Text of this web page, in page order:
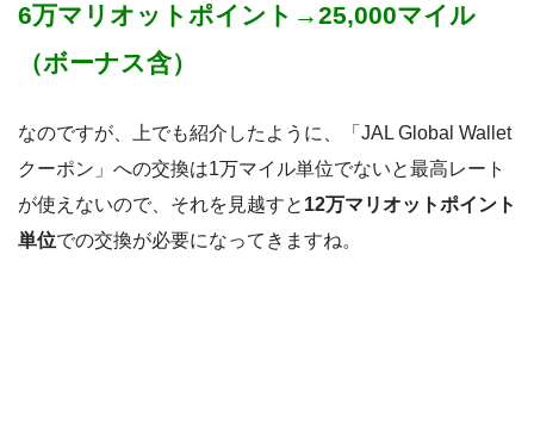
6万マリオットポイント→25,000マイル
（ボーナス含）
なのですが、上でも紹介したように、「JAL Global Wallet
クーポン」への交換は1万マイル単位でないと最高レート
が使えないので、それを見越すと 12万マリオットポイント
単位での交換が必要になってきますね。